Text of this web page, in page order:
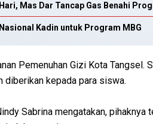
Mas Dar Tancap Gas Benahi
Kadin untuk Program MBG
Pemenuhan Gizi Kota Tangsel.
diberikan kepada para siswa.
Sabrina mengatakan, pihaknya